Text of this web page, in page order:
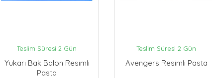
Teslim Süresi 2 Gün
Yukarı Bak Balon Resimli
Pasta
Teslim Süresi 2 Gün
Avengers Resimli Pasta